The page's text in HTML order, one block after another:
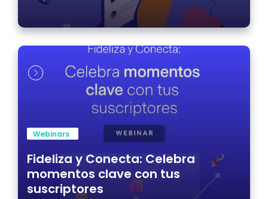
Webinars
Fideliza y Conecta: Celebra
momentos clave con tus
suscriptores